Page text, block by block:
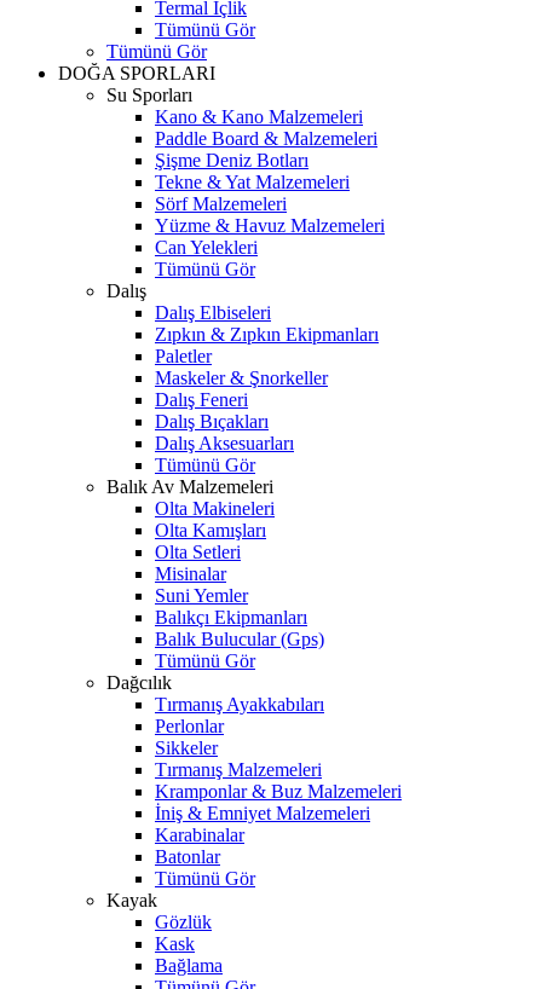
Termal İçlik
Tümünü Gör
Tümünü Gör
DOĞA SPORLARI
Su Sporları
Kano & Kano Malzemeleri
Paddle Board & Malzemeleri
Şişme Deniz Botları
Tekne & Yat Malzemeleri
Sörf Malzemeleri
Yüzme & Havuz Malzemeleri
Can Yelekleri
Tümünü Gör
Dalış
Dalış Elbiseleri
Zıpkın & Zıpkın Ekipmanları
Paletler
Maskeler & Şnorkeller
Dalış Feneri
Dalış Bıçakları
Dalış Aksesuarları
Tümünü Gör
Balık Av Malzemeleri
Olta Makineleri
Olta Kamışları
Olta Setleri
Misinalar
Suni Yemler
Balıkçı Ekipmanları
Balık Bulucular (Gps)
Tümünü Gör
Dağcılık
Tırmanış Ayakkabıları
Perlonlar
Sikkeler
Tırmanış Malzemeleri
Kramponlar & Buz Malzemeleri
İniş & Emniyet Malzemeleri
Karabinalar
Batonlar
Tümünü Gör
Kayak
Gözlük
Kask
Bağlama